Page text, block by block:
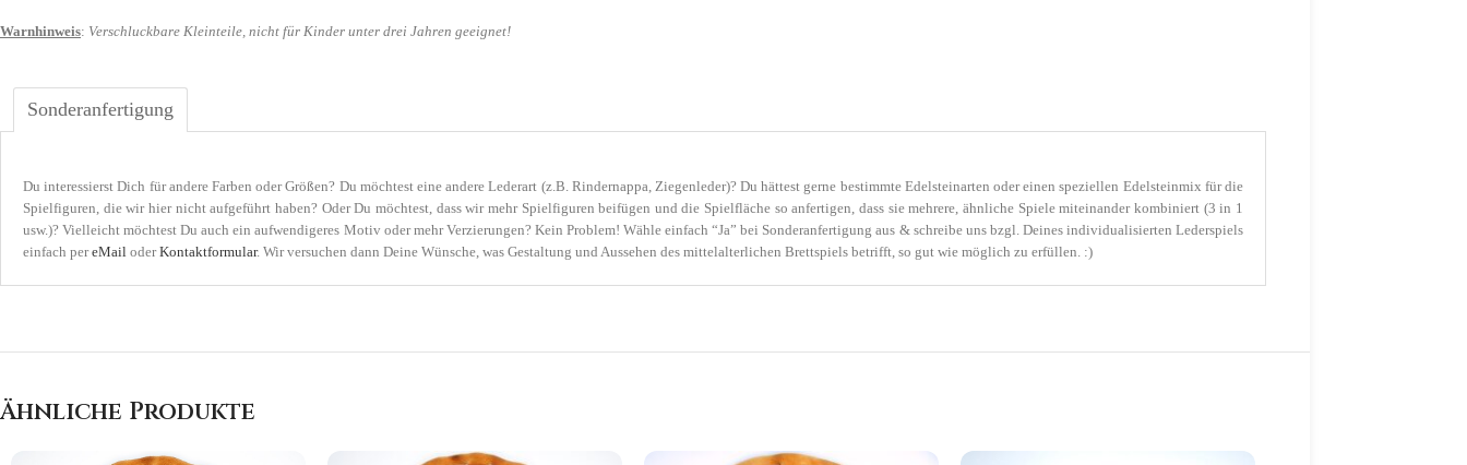
Warnhinweis: Verschluckbare Kleinteile, nicht für Kinder unter drei Jahren geeignet!
Sonderanfertigung
Du interessierst Dich für andere Farben oder Größen? Du möchtest eine andere Lederart (z.B. Rindernappa, Ziegenleder)? Du hättest gerne bestimmte Edelsteinarten oder einen speziellen Edelsteinmix für die
Spielfiguren, die wir hier nicht aufgeführt haben? Oder Du möchtest, dass wir mehr Spielfiguren beifügen und die Spielfläche so anfertigen, dass sie mehrere, ähnliche Spiele miteinander kombiniert (3 in 1
usw.)? Vielleicht möchtest Du auch ein aufwendigeres Motiv oder mehr Verzierungen? Kein Problem! Wähle einfach “Ja” bei Sonderanfertigung aus & schreibe uns bzgl. Deines individualisierten Lederspiels
einfach pereMail oderKontaktformular. Wir versuchen dann Deine Wünsche, was Gestaltung und Aussehen des mittelalterlichen Brettspiels betrifft, so gut wie möglich zu erfüllen. :)
Ähnliche Produkte